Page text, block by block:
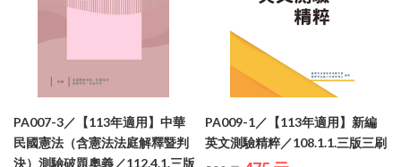
PA007-3／【113年適用】中華
民國憲法（含憲法法庭解釋暨判
決）測驗破題奧義／112.4.1.三版
PA009-1／【113年適用】新編
英文測驗精粹／108.1.1.三版三刷